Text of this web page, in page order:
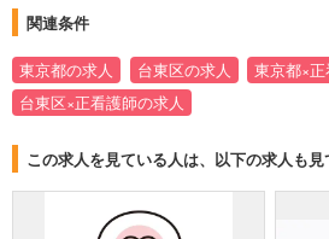
関連条件
東京都の求人 台東区の求人
東京都×正
台東区×正看護師の求人
この求人を見ている人は、以下の求人も見